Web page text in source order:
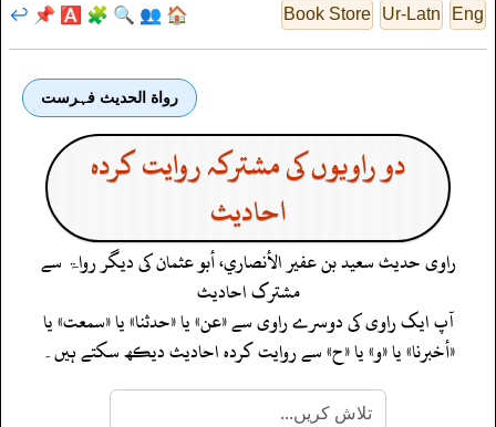
Eng
Ur-Latn
Book Store
🏠
👥
🔍
🧩
🅰️
📌
↩️
رواة الحديث فہرست
دو راویوں کی مشترکہ روایت کردہ
احادیث
راوی حدیثسعيد بن عفير الأنصاري، أبو عثمانکی دیگر رواۃ سے
مشترک احادیث
آپ ایک راوی کی دوسرے راوی سے «عن» یا «حدثنا» یا «سمعت» یا
«أخبرنا» یا «و» یا «ح» سے روایت کردہ احادیث دیکھ سکتے ہیں۔